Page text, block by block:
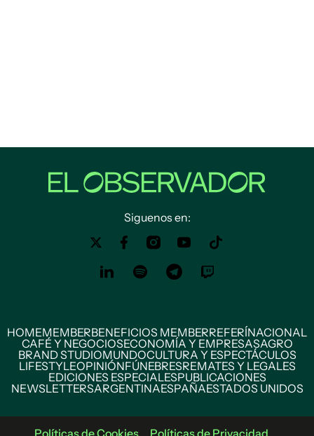
Siguenos en:
HOMEMEMBERBENEFICIOS MEMBERREFERÍNACIONAL
CAFÉ Y NEGOCIOSECONOMÍA Y EMPRESASAGRO
BRAND STUDIOMUNDOCULTURA Y ESPECTÁCULOS
LIFESTYLEOPINIÓNFÚNEBRESREMATES Y LEGALES
EDICIONES ESPECIALESPUBLICACIONES
NEWSLETTERSARGENTINAESPAÑAESTADOS UNIDOS